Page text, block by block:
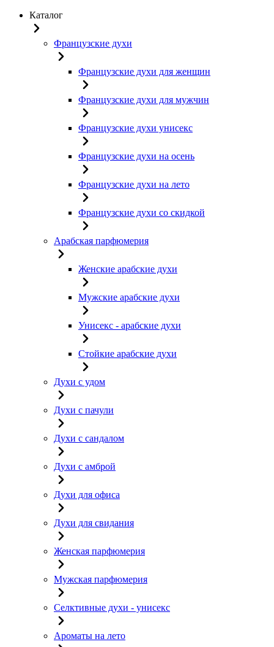
Каталог
Французские духи
Французские духи для женщин
Французские духи для мужчин
Французские духи унисекс
Французские духи на осень
Французские духи на лето
Французские духи со скидкой
Арабская парфюмерия
Женские арабские духи
Мужские арабские духи
Унисекс - арабские духи
Стойкие арабские духи
Духи с удом
Духи с пачули
Духи с сандалом
Духи с амброй
Духи для офиса
Духи для свидания
Женская парфюмерия
Мужская парфюмерия
Селктивные духи - унисекс
Ароматы на лето